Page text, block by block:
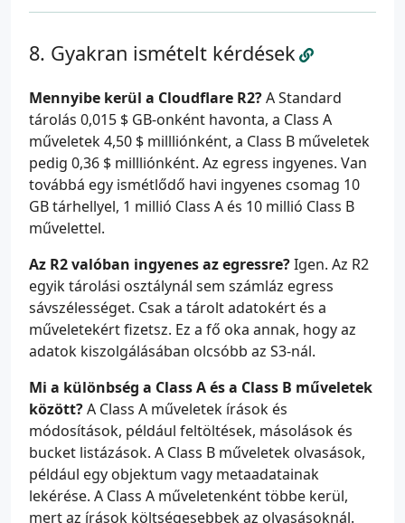
Gyakran ismételt kérdések
Mennyibe kerül a Cloudflare R2?A Standard
tárolás 0,015 $ GB-onként havonta, a Class A
műveletek 4,50 $ millliónként, a Class B műveletek
pedig 0,36 $ millliónként. Az egress ingyenes. Van
továbbá egy ismétlődő havi ingyenes csomag 10
GB tárhellyel, 1 millió Class A és 10 millió Class B
művelettel.
Az R2 valóban ingyenes az egressre?Igen. Az R2
egyik tárolási osztálynál sem számláz egress
sávszélességet. Csak a tárolt adatokért és a
műveletekért fizetsz. Ez a fő oka annak, hogy az
adatok kiszolgálásában olcsóbb az S3-nál.
Mi a különbség a Class A és a Class B műveletek
között?A Class A műveletek írások és
módosítások, például feltöltések, másolások és
bucket listázások. A Class B műveletek olvasások,
például egy objektum vagy metaadatainak
lekérése. A Class A műveletenként többe kerül,
mert az írások költségesebbek az olvasásoknál.